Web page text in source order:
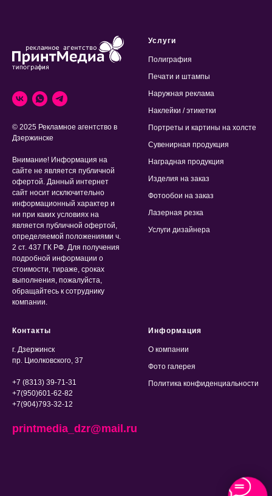
© 2025 Рекламное агентство в
Дзержинске
Внимание! Информация на
сайте не является публичной
офертой. Данный интернет
сайт носит исключительно
информационный характер и
ни при каких условиях на
является публичной офертой,
определяемой положениями ч.
2 ст. 437 ГК РФ. Для получения
подробной информации о
стоимости, тираже, сроках
выполнения, пожалуйста,
обращайтесь к сотруднику
компании.
Услуги
Полиграфия
Печати и штампы
Наружная реклама
Наклейки / этикетки
Портреты и картины на холсте
Сувенирная продукция
Наградная продукция
Изделия на заказ
Фотообои на заказ
Лазерная резка
Услуги дизайнера
Контакты
г. Дзержинск
пр. Циолковского, 37
+7 (8313) 39-71-31
+7(950)601-62-82
+7(904)793-32-12
printmedia_dzr@mail.ru
Информация
О компании
Фото галерея
Политика конфиденциальности